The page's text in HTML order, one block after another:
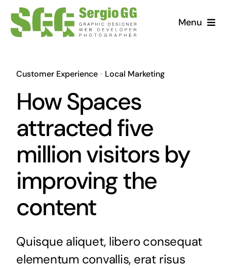
Saltar
contenido
Menu
Customer Experience• Local Marketing
How Spaces
attracted five
million visitors by
improving the
content
Quisque aliquet, libero consequat
elementum convallis, erat risus